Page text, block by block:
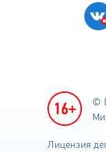
©
Лицензия